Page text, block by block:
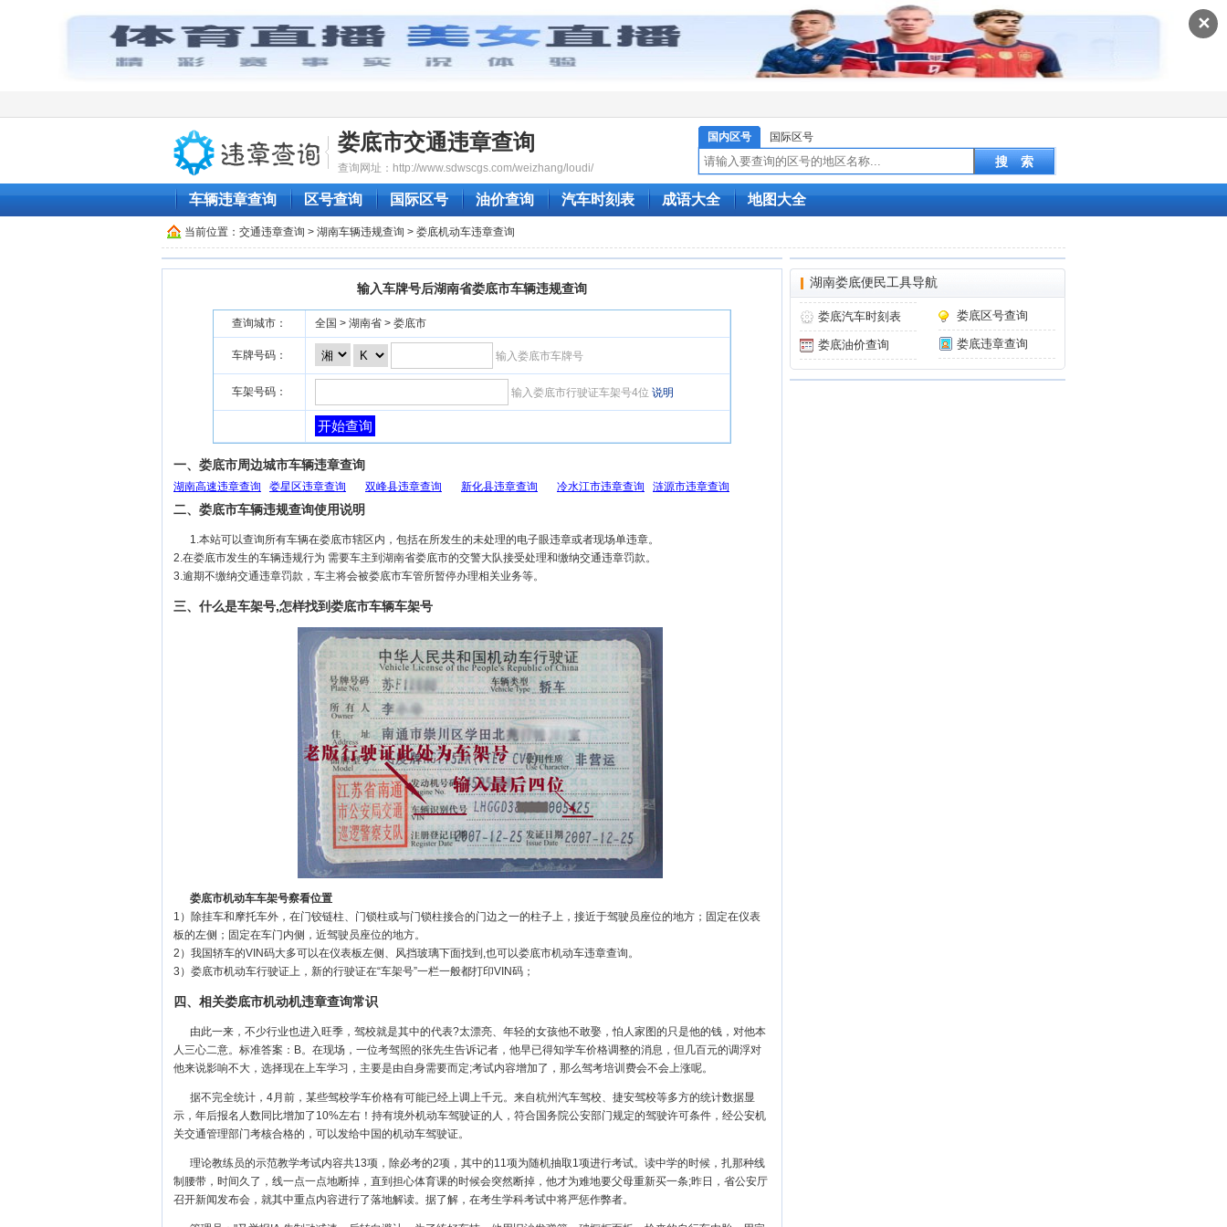
✕
娄底市交通违章查询
查询网址：http://www.sdwscgs.com/weizhang/loudi/
国内区号 国际区号
车辆违章查询 区号查询 国际区号 油价查询 汽车时刻表 成语大全 地图大全
当前位置： 交通违章查询 > 湖南车辆违规查询 > 娄底机动车违章查询
输入车牌号后湖南省娄底市车辆违规查询
查询城市： 全国 > 湖南省 > 娄底市
车牌号码： 输入娄底市车牌号
车架号码： 输入娄底市行驶证车架号4位 说明
开始查询
一、娄底市周边城市车辆违章查询
湖南高速违章查询 娄星区违章查询 双峰县违章查询 新化县违章查询 冷水江市违章查询 涟源市违章查询
二、娄底市车辆违规查询使用说明
1.本站可以查询所有车辆在娄底市辖区内，包括在所发生的未处理的电子眼违章或者现场单违章。
2.在娄底市发生的车辆违规行为 需要车主到湖南省娄底市的交警大队接受处理和缴纳交通违章罚款。
3.逾期不缴纳交通违章罚款，车主将会被娄底市车管所暂停办理相关业务等。
三、什么是车架号,怎样找到娄底市车辆车架号
娄底市机动车车架号察看位置
1）除挂车和摩托车外，在门铰链柱、门锁柱或与门锁柱接合的门边之一的柱子上，接近于驾驶员座位的地方；固定在仪表
板的左侧；固定在车门内侧，近驾驶员座位的地方。
2）我国轿车的VIN码大多可以在仪表板左侧、风挡玻璃下面找到,也可以娄底市机动车违章查询。
3）娄底市机动车行驶证上，新的行驶证在“车架号”一栏一般都打印VIN码；
四、相关娄底市机动机违章查询常识
由此一来，不少行业也进入旺季，驾校就是其中的代表?太漂亮、年轻的女孩他不敢娶，怕人家图的只是他的钱，对他本
人三心二意。标准答案：B。在现场，一位考驾照的张先生告诉记者，他早已得知学车价格调整的消息，但几百元的调浮对
他来说影响不大，选择现在上车学习，主要是由自身需要而定;考试内容增加了，那么驾考培训费会不会上涨呢。
据不完全统计，4月前，某些驾校学车价格有可能已经上调上千元。来自杭州汽车驾校、捷安驾校等多方的统计数据显
示，年后报名人数同比增加了10%左右！持有境外机动车驾驶证的人，符合国务院公安部门规定的驾驶许可条件，经公安机
关交通管理部门考核合格的，可以发给中国的机动车驾驶证。
理论教练员的示范教学考试内容共13项，除必考的2项，其中的11项为随机抽取1项进行考试。读中学的时候，扎那种线
制腰带，时间久了，线一点一点地断掉，直到担心体育课的时候会突然断掉，他才为难地要父母重新买一条;昨日，省公安厅
召开新闻发布会，就其中重点内容进行了落地解读。据了解，在考生学科考试中将严惩作弊者。
湖南娄底便民工具导航
娄底区号查询
娄底汽车时刻表
娄底违章查询
娄底油价查询